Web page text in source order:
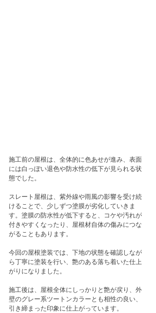
施工前の屋根は、全体的に色あせが進み、表面
には白っぽい退色や防水性の低下が見られる状
態でした。
スレート屋根は、紫外線や雨風の影響を受け続
けることで、少しずつ塗膜が劣化していきま
す。塗膜の防水性が低下すると、コケや汚れが
付きやすくなったり、屋根材自体の傷みにつな
がることもあります。
今回の屋根塗装では、下地の状態を確認しなが
ら丁寧に塗装を行い、艶のある落ち着いた仕上
がりになりました。
施工後は、屋根全体にしっかりと艶が戻り、外
壁のグレー系ツートンカラーとも相性の良い、
引き締まった印象に仕上がっています。